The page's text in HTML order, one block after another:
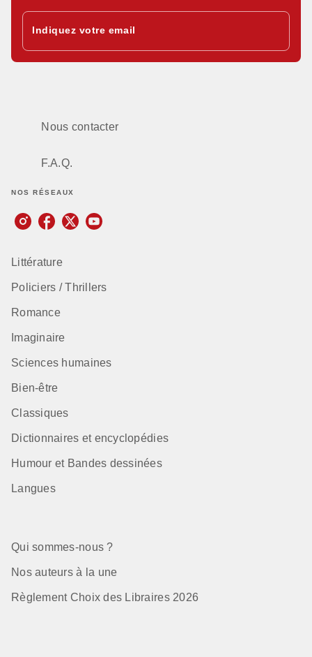
Indiquez votre email
Nous contacter
F.A.Q.
NOS RÉSEAUX
Littérature
Policiers / Thrillers
Romance
Imaginaire
Sciences humaines
Bien-être
Classiques
Dictionnaires et encyclopédies
Humour et Bandes dessinées
Langues
Qui sommes-nous ?
Nos auteurs à la une
Règlement Choix des Libraires 2026